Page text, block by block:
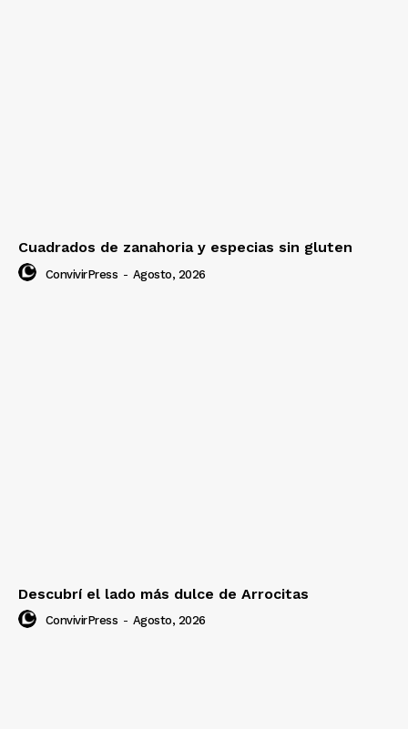
Cuadrados de zanahoria y especias sin gluten
ConvivirPress - Agosto, 2026
Descubrí el lado más dulce de Arrocitas
ConvivirPress - Agosto, 2026